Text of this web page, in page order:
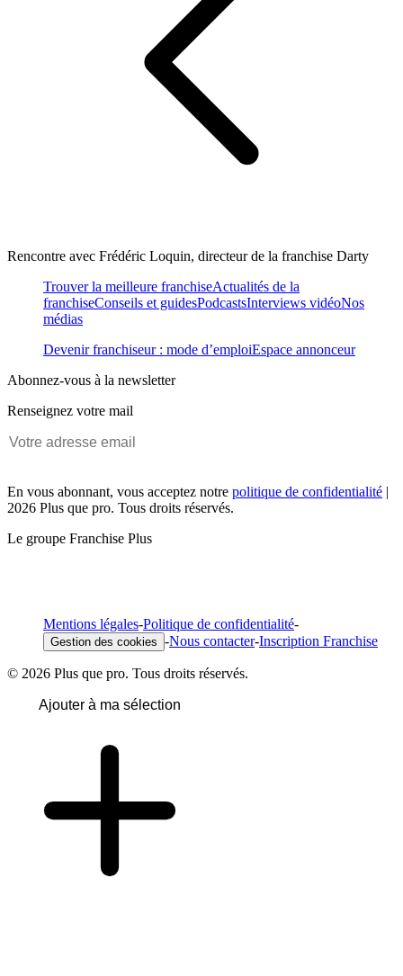
Rencontre avec Frédéric Loquin, directeur de la franchise Darty
Trouver la meilleure franchiseActualités de la
franchiseConseils et guidesPodcastsInterviews vidéoNos
médias
Devenir franchiseur : mode d’emploiEspace annonceur
Abonnez-vous à la newsletter
Renseignez votre mail
En vous abonnant, vous acceptez notre politique de confidentialité |
2026 Plus que pro. Tous droits réservés.
Le groupe Franchise Plus
Mentions légales-Politique de confidentialité-
Gestion des cookies -Nous contacter-Inscription Franchise
© 2026 Plus que pro. Tous droits réservés.
Ajouter à ma sélection